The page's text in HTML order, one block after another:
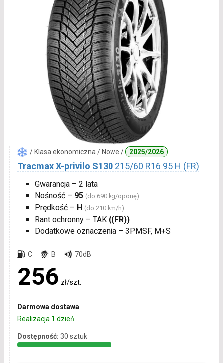
/ Klasa ekonomiczna / Nowe / 2025/2026
Tracmax X-privilo S130 215/60 R16 95 H (FR)
Gwarancja – 2 lata
Nośność – 95 (do 690 kg/oponę)
Prędkość – H (do 210 km/h)
Rant ochronny – TAK ((FR))
Dodatkowe oznaczenia – 3PMSF, M+S
C B 70dB
256 zł/szt.
Darmowa dostawa
Realizacja 1 dzień
Dostępność: 30 sztuk